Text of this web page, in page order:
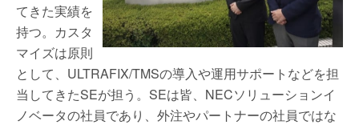
てきた実績を
持つ。カスタ
マイズは原則
として、ULTRAFIX/TMSの導入や運用サポートなどを担
当してきたSEが担う。SEは皆、NECソリューションイ
ノベータの社員であり、外注やパートナーの社員ではな